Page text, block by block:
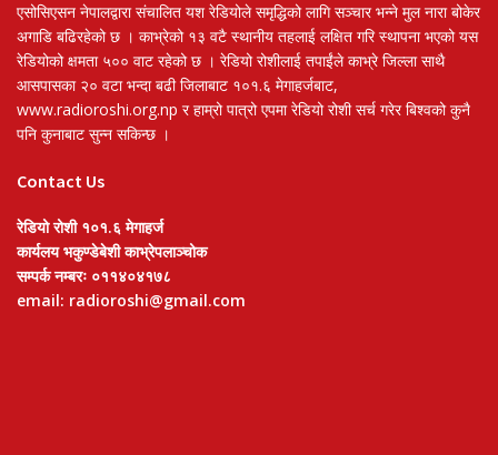
एसोसिएसन नेपालद्वारा संचालित यश रेडियोले समृद्धिको लागि सञ्चार भन्ने मुल नारा बोकेर
अगाडि बढिरहेको छ । काभ्रेको १३ वटै स्थानीय तहलाई लक्षित गरि स्थापना भएको यस
रेडियोको क्षमता ५०० वाट रहेको छ । रेडियो रोशीलाई तपाईंले काभ्रे जिल्ला साथै
आसपासका २० वटा भन्दा बढी जिलाबाट १०१.६ मेगाहर्जबाट,
www.radioroshi.org.np र हाम्रो पात्रो एपमा रेडियो रोशी सर्च गरेर बिश्वको कुनै
पनि कुनाबाट सुन्न सकिन्छ ।
Contact Us
रेडियो रोशी १०१.६ मेगाहर्ज
कार्यलय भकुण्डेबेशी काभ्रेपलाञ्चोक
सम्पर्क नम्बरः ०११४०४१७८
email: radioroshi@gmail.com